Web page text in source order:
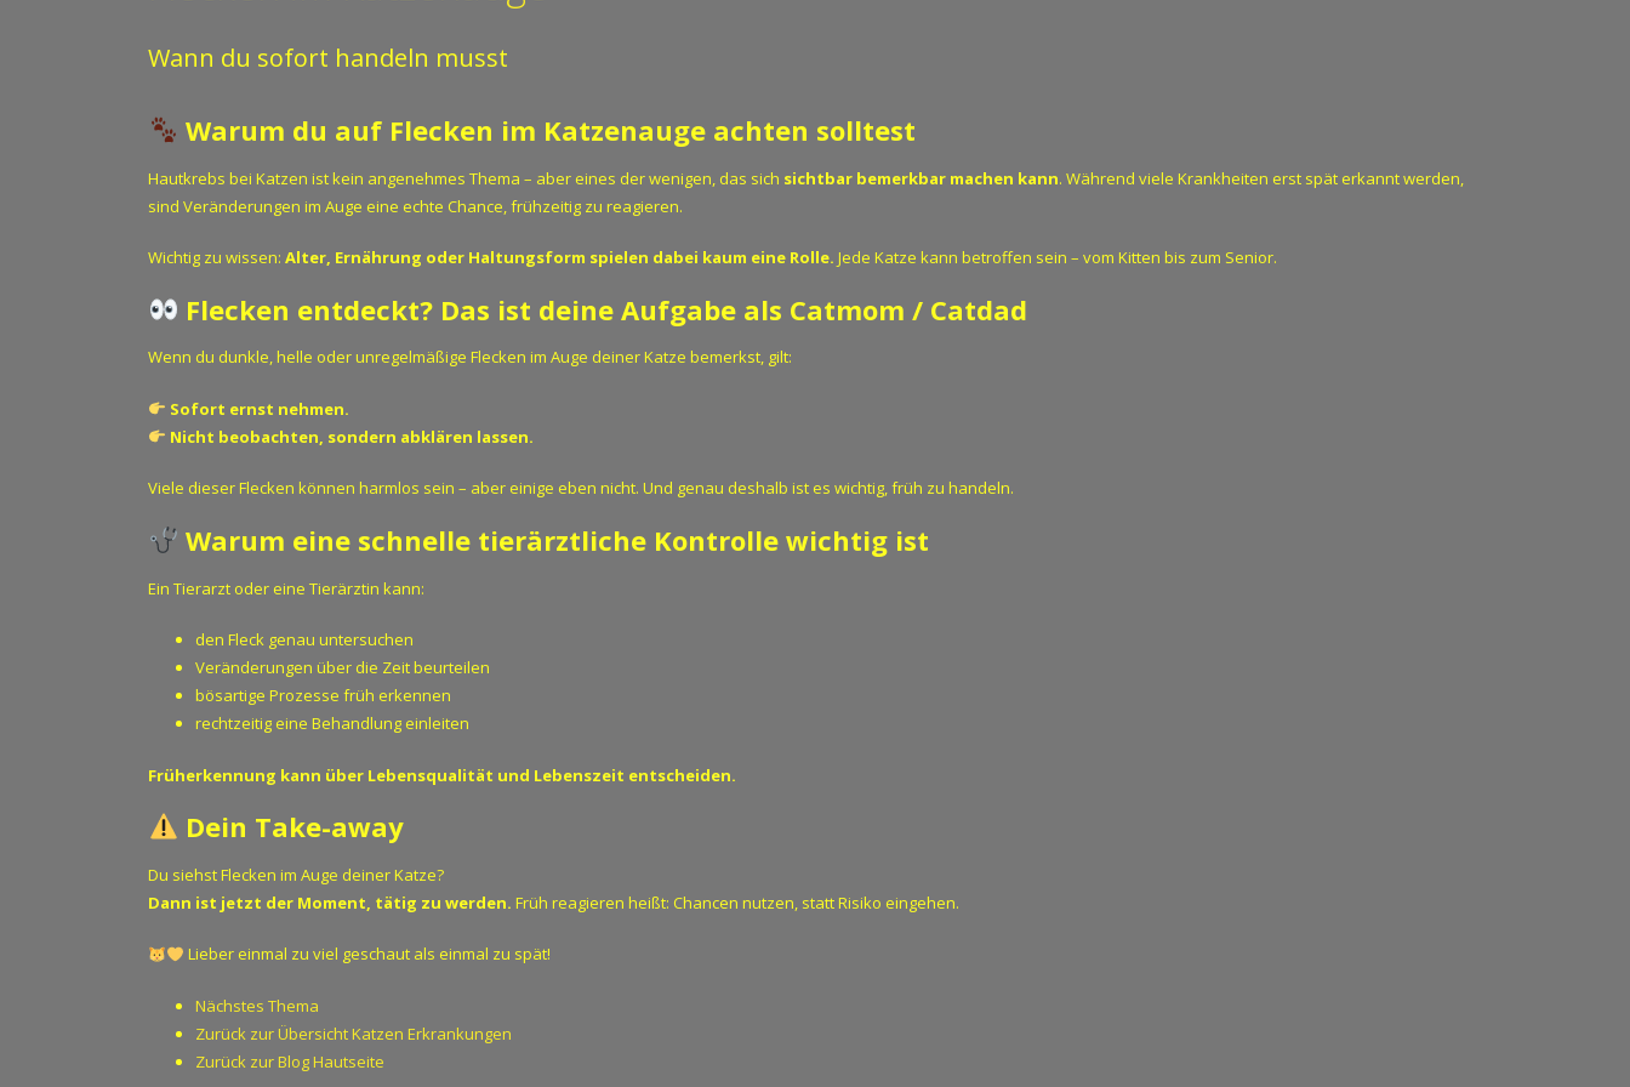
Wann du sofort handeln musst
Warum du auf Flecken im Katzenauge achten solltest
Hautkrebs bei Katzen ist kein angenehmes Thema – aber eines der wenigen, das sich sichtbar bemerkbar machen kann. Während viele Krankheiten erst spät erkannt werden,
sind Veränderungen im Auge eine echte Chance, frühzeitig zu reagieren.
Wichtig zu wissen: Alter, Ernährung oder Haltungsform spielen dabei kaum eine Rolle. Jede Katze kann betroffen sein – vom Kitten bis zum Senior.
Flecken entdeckt? Das ist deine Aufgabe als Catmom / Catdad
Wenn du dunkle, helle oder unregelmäßige Flecken im Auge deiner Katze bemerkst, gilt:
Sofort ernst nehmen.
Nicht beobachten, sondern abklären lassen.
Viele dieser Flecken können harmlos sein – aber einige eben nicht. Und genau deshalb ist es wichtig, früh zu handeln.
Warum eine schnelle tierärztliche Kontrolle wichtig ist
Ein Tierarzt oder eine Tierärztin kann:
den Fleck genau untersuchen
Veränderungen über die Zeit beurteilen
bösartige Prozesse früh erkennen
rechtzeitig eine Behandlung einleiten
Früherkennung kann über Lebensqualität und Lebenszeit entscheiden.
Dein Take-away
Du siehst Flecken im Auge deiner Katze?
Dann ist jetzt der Moment, tätig zu werden. Früh reagieren heißt: Chancen nutzen, statt Risiko eingehen.
Lieber einmal zu viel geschaut als einmal zu spät!
Nächstes Thema
Zurück zur Übersicht Katzen Erkrankungen
Zurück zur Blog Hautseite